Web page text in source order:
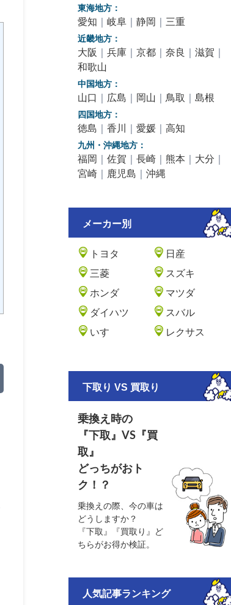
東海地方：
愛知 ｜ 岐阜 ｜ 静岡 ｜ 三重
近畿地方：
大阪 ｜ 兵庫｜ 京都｜ 奈良 ｜ 滋賀 ｜
和歌山
中国地方：
山口 ｜ 広島 ｜ 岡山 ｜ 鳥取 ｜ 島根
四国地方：
徳島 ｜ 香川 ｜ 愛媛｜ 高知
九州・沖縄地方：
福岡 ｜ 佐賀 ｜ 長崎｜ 熊本 ｜ 大分 ｜
宮崎｜ 鹿児島 ｜ 沖縄
メーカー別
トヨタ
日産
三菱
スズキ
ホンダ
マツダ
ダイハツ
スバル
いすゞ
レクサス
下取り VS 買取り
乗換え時の
『下取』VS『買
取』
どっちがおト
ク！？
乗換えの際、今の車は
どうしますか？
『下取』『買取り』ど
ちらがお得か検証。
人気記事ランキング